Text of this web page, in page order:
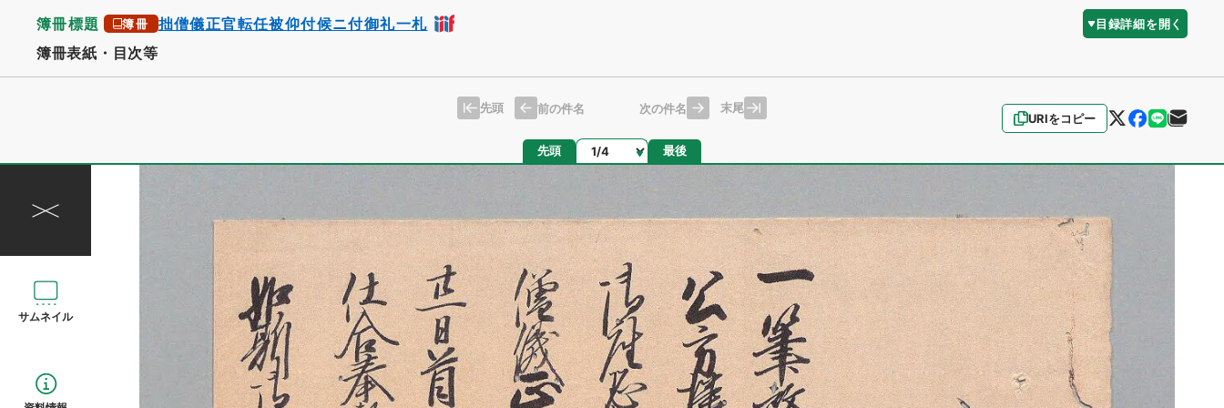
簿冊標題 簿冊 拙僧儀正官転任被仰付候ニ付御礼一札 目録詳細を開く
簿冊表紙・目次等
URIをコピー
先頭 前の件名 次の件名 末尾
先頭 ページ 最後
サムネイル